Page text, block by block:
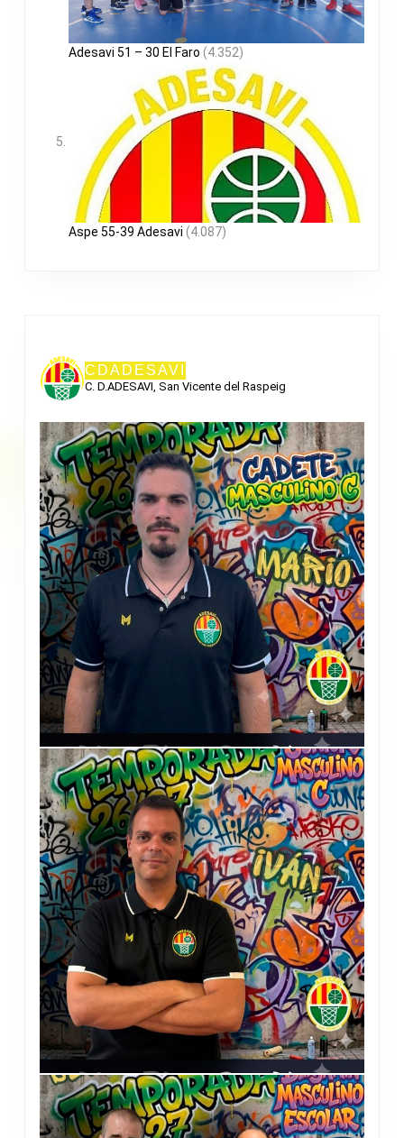
Adesavi 51 – 30 El Faro (4.352)
Aspe 55-39 Adesavi (4.087)
CDADESAVI
C. D.ADESAVI, San Vicente del Raspeig